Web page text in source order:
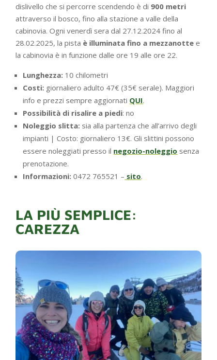
dislivello che si percorre scendendo è di 900 metri
attraverso il bosco, fino alla stazione a valle della
cabinovia. Ogni venerdì sera dal 27.12.2024 fino al
28.02.2025, la pista è illuminata fino a mezzanottee
la cabinovia è in funzione dalle ore 19 alle ore 22.
Lunghezza: 10 chilometri
Costi: giornaliero adulto 47€ (35€ serale). Maggiori
info e prezzi sempre aggiornati QUI.
Possibilità di risalire a piedi: no
Noleggio slitta: sia alla partenza che all’arrivo degli
impianti | Costo: giornaliero 13€. Gli slittini possono
essere noleggiati presso il negozio-noleggio senza
prenotazione.
Informazioni: 0472 765521 – sito.
LA PIÙ SEMPLICE:
CAREZZA